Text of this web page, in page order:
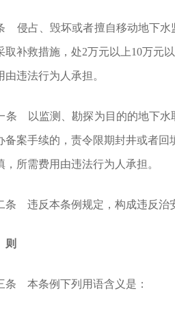
侵占、毁坏或者擅自移动地下水
取补救措施，处2万元以上10万元
违法行为人承担。
条 以监测、勘探为目的的地下水
备案手续的，责令限期封井或者
，所需费用由违法行为人承担。
条 违反本条例规定，构成违反治
条 本条例下列用语含义是：